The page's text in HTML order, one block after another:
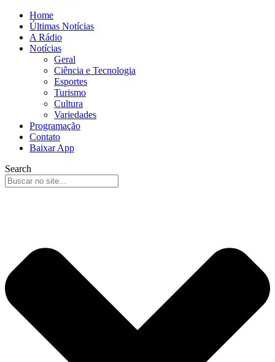
Home
Últimas Notícias
A Rádio
Notícias
Geral
Ciência e Tecnologia
Esportes
Turismo
Cultura
Variedades
Programação
Contato
Baixar App
Search